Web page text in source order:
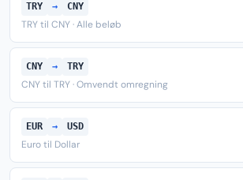
TRY → CNY
TRY til CNY · Alle beløb
CNY → TRY
CNY til TRY · Omvendt omregning
EUR → USD
Euro til Dollar